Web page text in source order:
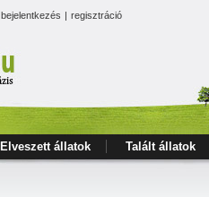
bejelentkezés | regisztráció
Elveszett állatok Talált állatok